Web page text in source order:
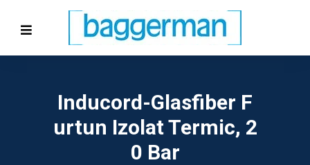
Inducord-Glasfiber F
Urtun Izolat Termic, 2
0 Bar